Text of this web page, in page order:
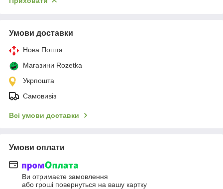
Умови доставки
Нова Пошта
Магазини Rozetka
Укрпошта
Самовивіз
Всі умови доставки
Умови оплати
Ви отримаєте замовлення
або гроші повернуться на вашу картку